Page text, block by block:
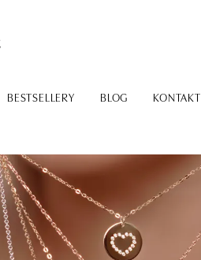
BESTSELLERY BLOG KONTAKT